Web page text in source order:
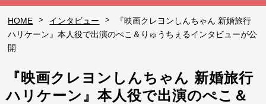
HOME > インタビュー >
『映画クレヨンしんちゃん 新婚旅行
ハリケーン』本人役で出演のぺこ＆りゅうちぇるインタビューが公
開
『映画クレヨンしんちゃん 新婚旅行
ハリケーン』本人役で出演のぺこ＆